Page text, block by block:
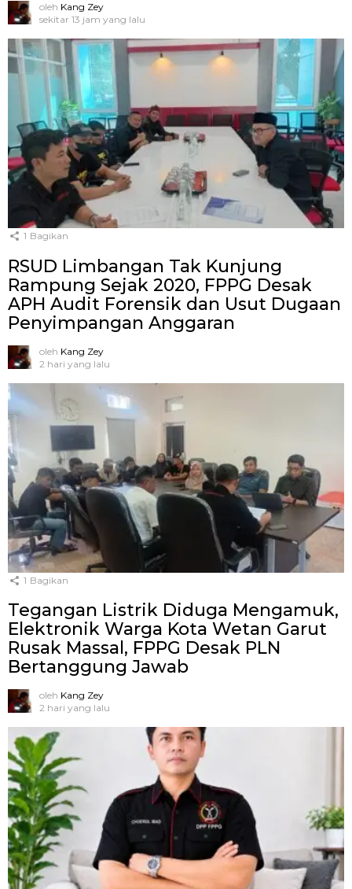
oleh Kang Zey
sekitar 13 jam yang lalu
1 Bagikan
RSUD Limbangan Tak Kunjung
Rampung Sejak 2020, FPPG Desak
APH Audit Forensik dan Usut Dugaan
Penyimpangan Anggaran
oleh Kang Zey
2 hari yang lalu
1 Bagikan
Tegangan Listrik Diduga Mengamuk,
Elektronik Warga Kota Wetan Garut
Rusak Massal, FPPG Desak PLN
Bertanggung Jawab
oleh Kang Zey
2 hari yang lalu